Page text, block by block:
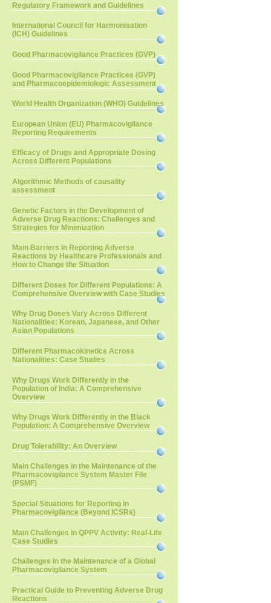
Regulatory Framework and Guidelines
International Council for Harmonisation
(ICH) Guidelines
Good Pharmacovigilance Practices (GVP)
Good Pharmacovigilance Practices (GVP)
and Pharmacoepidemiologic Assessment
World Health Organization (WHO) Guidelines
European Union (EU) Pharmacovigilance
Reporting Requirements
Efficacy of Drugs and Appropriate Dosing
Across Different Populations
Algorithmic Methods of causality
assessment
Genetic Factors in the Development of
Adverse Drug Reactions: Challenges and
Strategies for Minimization
Main Barriers in Reporting Adverse
Reactions by Healthcare Professionals and
How to Change the Situation
Different Doses for Different Populations: A
Comprehensive Overview with Case Studies
Why Drug Doses Vary Across Different
Nationalities: Korean, Japanese, and Other
Asian Populations
Different Pharmacokinetics Across
Nationalities: Case Studies
Why Drugs Work Differently in the
Population of India: A Comprehensive
Overview
Why Drugs Work Differently in the Black
Population: A Comprehensive Overview
Drug Tolerability: An Overview
Main Challenges in the Maintenance of the
Pharmacovigilance System Master File
(PSMF)
Special Situations for Reporting in
Pharmacovigilance (Beyond ICSRs)
Main Challenges in QPPV Activity: Real-Life
Case Studies
Challenges in the Maintenance of a Global
Pharmacovigilance System
Practical Guide to Preventing Adverse Drug
Reactions